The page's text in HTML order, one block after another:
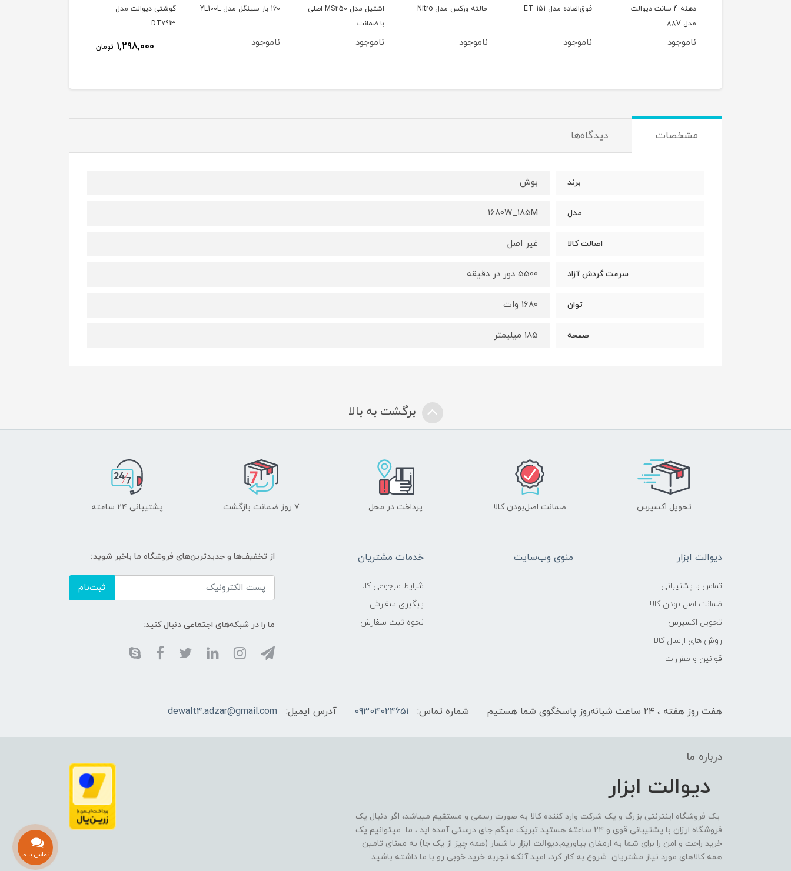
دهنه 4 سانت دیوالت
مدل 88V
ناموجود
فوق‌العاده مدل ET_151
ناموجود
حالته ورکس مدل Nitro
ناموجود
اشتیل مدل MS250 اصلی
با ضمانت
ناموجود
160 بار سینگل مدل YL100L
ناموجود
گوشتی دیوالت مدل
DT7913
1,298,000 تومان
مشخصات دیدگاه‌ها
برند بوش
مدل 1680W_185M
اصالت کالا غیر اصل
سرعت گردش آزاد 5500 دور در دقیقه
توان 1680 وات
صفحه 185 میلیمتر
برگشت به بالا
تحویل اکسپرس ضمانت اصل‌بودن کالا پرداخت در محل ۷ روز ضمانت بازگشت پشتیبانی ۲۴ ساعته
دیوالت ابزار
تماس با پشتیبانی
ضمانت اصل بودن کالا
تحویل اکسپرس
روش های ارسال کالا
قوانین و مقررات
منوی وب‌سایت خدمات مشتریان
شرایط مرجوعی کالا
پیگیری سفارش
نحوه ثبت سفارش
از تخفیف‌ها و جدیدترین‌های فروشگاه ما باخبر شوید:
ثبت‌نام
ما را در شبکه‌های اجتماعی دنبال کنید:
هفت روز هفته ، ۲۴ ساعت شبانه‌روز پاسخگوی شما هستیم شماره تماس: 09304024651 آدرس ایمیل: dewalt4.adzar@gmail.com
درباره ما
دیوالت ابزار
یک فروشگاه اینترنتی بزرگ و یک شرکت وارد کننده کالا به صورت رسمی و مستقیم میباشد، اگر دنبال یک
فروشگاه ارزان با پشتیبانی قوی و ۲۴ ساعته هستید تبریک میگم جای درستی آمده اید ، ما میتوانیم یک
خرید راحت و امن را برای شما به ارمغان بیاوریم.دیوالت ابزار با شعار (همه چیز از یک جا) به معنای تامین
همه کالاهای مورد نیاز مشتریان شروع به کار کرد، امید آنکه تجربه خرید خوبی رو با ما داشته باشید
تماس با ما